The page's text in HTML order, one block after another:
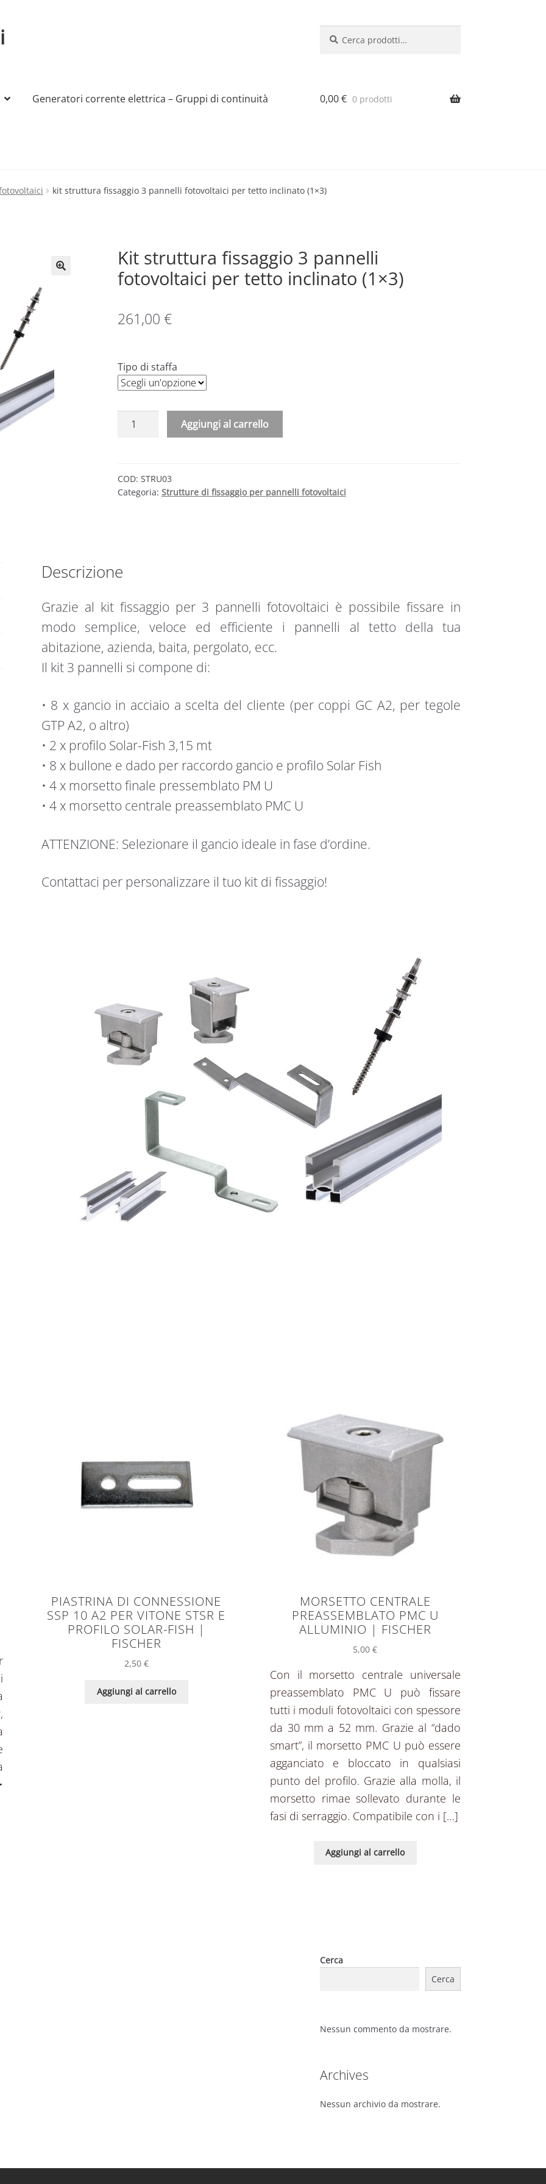
Generatori corrente elettrica – Gruppi di continuità
account Produttori Sample Page Shop
0,00€ 0 prodotti
kit struttura fissaggio 3 pannelli fotovoltaici per tetto inclinato (1×3)
Kit struttura fissaggio 3 pannelli
fotovoltaici per tetto inclinato (1×3)
261,00 €
Tipo di staffa
pannelli
fotovoltaici
quantità
Aggiungi al carrello
COD: STRU03
Categoria: Strutture di fissaggio per pannelli fotovoltaici
Descrizione
Grazie al kit fissaggio per 3 pannelli fotovoltaici è possibile fissare in
modo semplice, veloce ed efficiente i pannelli al tetto della tua
abitazione, azienda, baita, pergolato, ecc.
Il kit 3 pannelli si compone di:
• 8 x gancio in acciaio a scelta del cliente (per coppi GC A2, per tegole
GTP A2, o altro)
• 2 x profilo Solar-Fish 3,15 mt
• 8 x bullone e dado per raccordo gancio e profilo Solar Fish
• 4 x morsetto finale pressemblato PM U
• 4 x morsetto centrale preassemblato PMC U
ATTENZIONE: Selezionare il gancio ideale in fase d’ordine.
Contattaci per personalizzare il tuo kit di fissaggio!
PIASTRINA DI CONNESSIONE
SSP 10 A2 PER VITONE STSR E
PROFILO SOLAR-FISH |
FISCHER
2,50 €
Aggiungi al carrello
MORSETTO CENTRALE
PREASSEMBLATO PMC U
ALLUMINIO | FISCHER
5,00€
Con il morsetto centrale universale
preassemblato PMC U può fissare
tutti i moduli fotovoltaici con spessore
da 30 mm a 52 mm. Grazie al “dado
smart”, il morsetto PMC U può essere
agganciato e bloccato in qualsiasi
punto del profilo. Grazie alla molla, il
morsetto rimae sollevato durante le
fasi di serraggio. Compatibile con i […]
Aggiungi al carrello
Cerca
Cerca
Nessun commento da mostrare.
Archives
Nessun archivio da mostrare.